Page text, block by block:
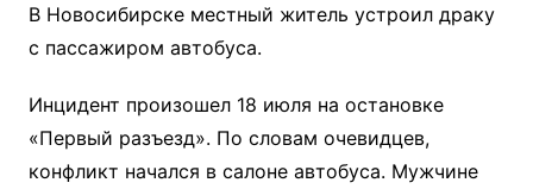
В Новосибирске местный житель устроил драку
с пассажиром автобуса.
Инцидент произошел 18 июля на остановке
«Первый разъезд». По словам очевидцев,
конфликт начался в салоне автобуса. Мужчине